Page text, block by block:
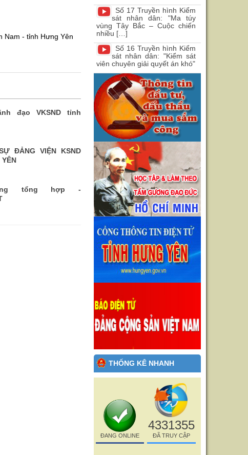
Nam - tỉnh Hưng Yên
đạo VKSND tỉnh
ĐẢNG VIỆN KSND
tổng hợp -
Số 17 Truyền hình Kiểm
sát nhân dân: "Ma túy
vùng Tây Bắc – Cuộc chiến
nhiều […]
Số 16 Truyền hình Kiểm
sát nhân dân: "Kiểm sát
viên chuyên giải quyết án khó"
THỐNG KÊ NHANH
ĐANG ONLINE
4331355
ĐÃ TRUY CẬP